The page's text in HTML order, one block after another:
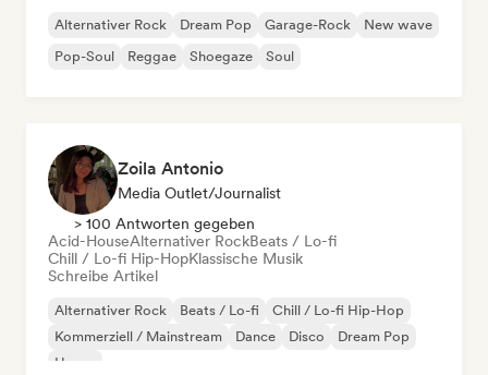
Alternativer Rock Dream Pop Garage-Rock
New wave
Pop-Soul
Reggae Shoegaze Soul
Zoila Antonio
Media Outlet/Journalist
> 100 Antworten gegeben
Acid-HouseAlternativer RockBeats / Lo-fi
Chill / Lo-fi Hip-HopKlassische Musik
Schreibe Artikel
Alternativer Rock Beats / Lo-fi
Chill / Lo-fi Hip-Hop
Kommerziell / Mainstream
Dance Disco
Dream Pop
House